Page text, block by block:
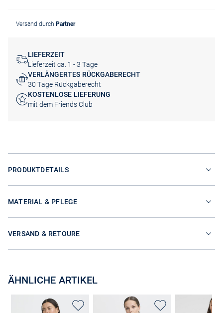
Versand durch Partner
LIEFERZEIT
Lieferzeit ca. 1 - 3 Tage
VERLÄNGERTES RÜCKGABERECHT
30 Tage Rückgaberecht
KOSTENLOSE LIEFERUNG
mit dem Friends Club
PRODUKTDETAILS
MATERIAL & PFLEGE
VERSAND & RETOURE
ÄHNLICHE ARTIKEL